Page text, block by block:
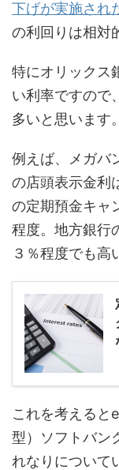
下げが実施され
の利回りは相対
特にオリックス
い利率ですので
多いと思います。
例えば、メガバ
の店頭表示金利
の定期預金キャ
程度。地方銀行
３％程度でも高
これを考えると
型）ソフトバン
れなりについて